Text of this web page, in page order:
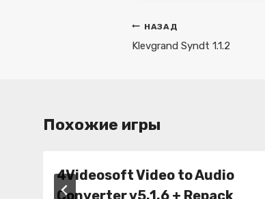
Навигация
по
НАЗАД
Klevgrand Syndt 1.1.2
Похожие игры
4Videosoft Video to Audio
Converter v5.1.6 + Repack